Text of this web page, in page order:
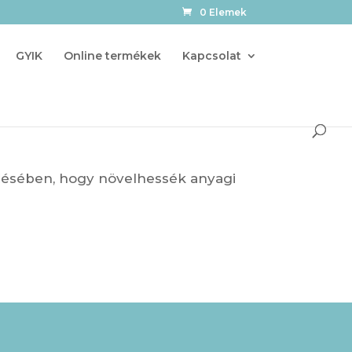
0 Elemek
GYIK Online termékek Kapcsolat
hogy növelhessék anyagi